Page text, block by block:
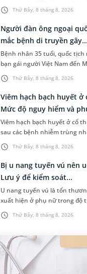
Thứ Bảy, 8 tháng 8, 2026
Quản lý Bệnh viện (HIS -
System) giai đoạn mới. Dự á...
Thứ Bảy, 8 tháng 8, 2026
Người đàn ông ngoại
mắc bệnh di truyền gây...
Bệnh nhân 35 tuổi, quốc
bạn gái người Việt Nam đến
sức khỏe tiền hôn nhân. Qua
làm các xét nghiệm chuyên
Thứ Bảy, 8 tháng 8, 2026
Viêm hạch bạch huyết ở
Mức độ nguy hiểm và
Viêm hạch bạch huyết ở cổ
sau các bệnh nhiễm trùng
liên quan đến lao hạch hoặc
hiểu nguyên nhân gây viêm,...
Thứ Bảy, 8 tháng 8, 2026
Bị u nang tuyến vú nên
Lưu ý để kiểm soát...
U nang tuyến vú là tổn
xuất hiện ở phụ nữ trong độ
được chẩn đoán mắc bệnh,
thường băn khoăn u nang